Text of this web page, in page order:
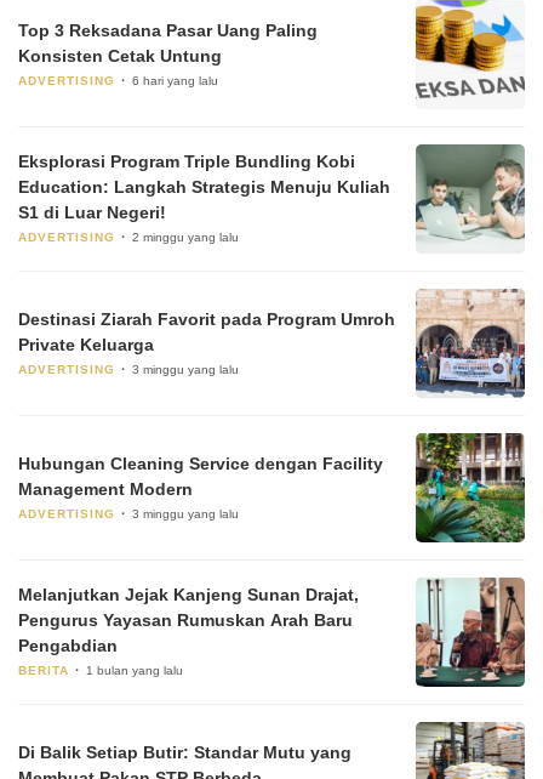
Top 3 Reksadana Pasar Uang Paling
Konsisten Cetak Untung
ADVERTISING 6 hari yang lalu
Eksplorasi Program Triple Bundling Kobi
Education: Langkah Strategis Menuju Kuliah
S1 di Luar Negeri!
ADVERTISING 2 minggu yang lalu
Destinasi Ziarah Favorit pada Program Umroh
Private Keluarga
ADVERTISING 3 minggu yang lalu
Hubungan Cleaning Service dengan Facility
Management Modern
ADVERTISING 3 minggu yang lalu
Melanjutkan Jejak Kanjeng Sunan Drajat,
Pengurus Yayasan Rumuskan Arah Baru
Pengabdian
BERITA 1 bulan yang lalu
Di Balik Setiap Butir: Standar Mutu yang